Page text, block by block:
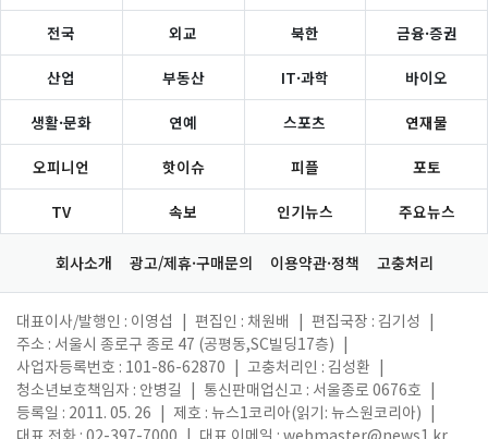
전국 외교 북한 금융·증권
산업 부동산 IT·과학 바이오
생활·문화 연예 스포츠 연재물
오피니언 핫이슈 피플 포토
TV 속보 인기뉴스 주요뉴스
회사소개 광고/제휴·구매문의 이용약관·정책 고충처리
대표이사/발행인 : 이영섭 편집인 : 채원배 편집국장 : 김기성
주소 : 서울시 종로구 종로 47 (공평동,SC빌딩17층)
사업자등록번호 : 101-86-62870
고충처리인 : 김성환
청소년보호책임자 : 안병길
통신판매업신고 : 서울종로 0676호
등록일 : 2011. 05. 26
제호 : 뉴스1코리아(읽기: 뉴스원코리아)